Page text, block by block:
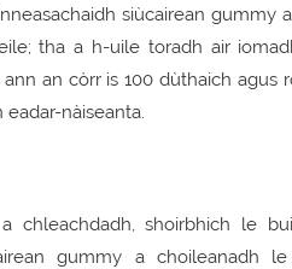
siùcairean gummy
tha a h-uile toradh air
an còrr is 100 dùthaich agus
nàiseanta.
chleachdadh, shoirbhich le
gummy a choileanadh